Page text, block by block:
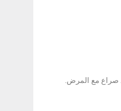
صراع مع المرض.